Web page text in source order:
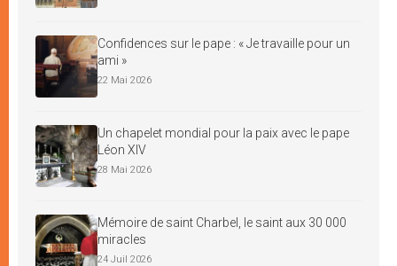
Confidences sur le pape : « Je travaille pour un
ami »
22 Mai 2026
Un chapelet mondial pour la paix avec le pape
Léon XIV
28 Mai 2026
Mémoire de saint Charbel, le saint aux 30 000
miracles
24 Juil 2026